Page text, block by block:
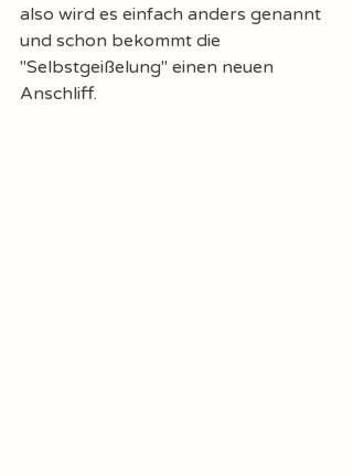
also wird es einfach anders genannt
und schon bekommt die
"Selbstgeißelung" einen neuen
Anschliff.